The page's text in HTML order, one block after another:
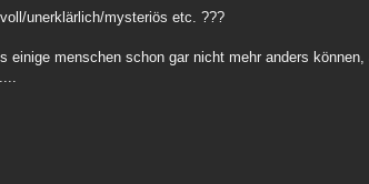
unerklärlich/mysteriös etc. ???
einige menschen schon gar nicht mehr anders